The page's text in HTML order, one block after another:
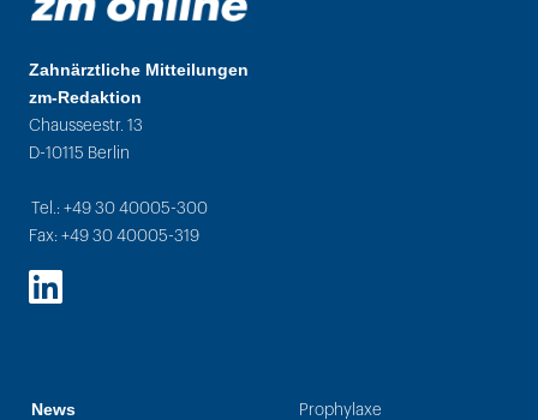
Zahnärztliche Mitteilungen
zm-Redaktion
Chausseestr. 13
D-10115 Berlin
Tel.: +49 30 40005-300
Fax: +49 30 40005-319
LinkedIn
News Prophylaxe